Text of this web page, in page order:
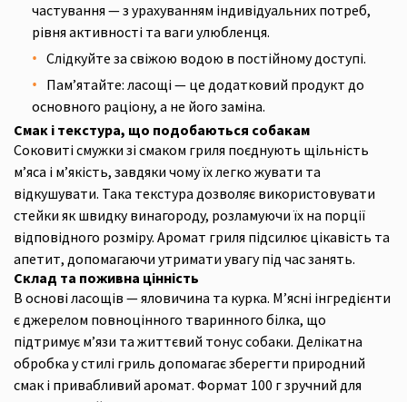
частування — з урахуванням індивідуальних потреб,
рівня активності та ваги улюбленця.
Слідкуйте за свіжою водою в постійному доступі.
Пам’ятайте: ласощі — це додатковий продукт до
основного раціону, а не його заміна.
Смак і текстура, що подобаються собакам
Соковиті смужки зі смаком гриля поєднують щільність
м’яса і м’якість, завдяки чому їх легко жувати та
відкушувати. Така текстура дозволяє використовувати
стейки як швидку винагороду, розламуючи їх на порції
відповідного розміру. Аромат гриля підсилює цікавість та
апетит, допомагаючи утримати увагу під час занять.
Склад та поживна цінність
В основі ласощів — яловичина та курка. М’ясні інгредієнти
є джерелом повноцінного тваринного білка, що
підтримує м’язи та життєвий тонус собаки. Делікатна
обробка у стилі гриль допомагає зберегти природний
смак і привабливий аромат. Формат 100 г зручний для